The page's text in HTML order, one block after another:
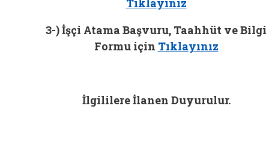
Tıklayınız
3-) İşçi Atama Başvuru, Taahhüt ve Bilgi
Formu için Tıklayınız
İlgililere İlanen Duyurulur.